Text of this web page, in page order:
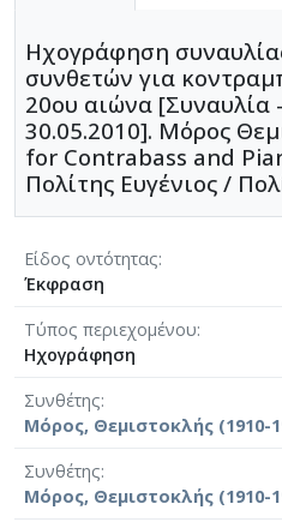
Ηχογράφηση
συνθετών για
20ου αιώνα [Συναυλία
30.05.2010]. Μόρος
for Contrabass and
Πολίτης Ευγένιος /
Είδος οντότητας
Έκφραση
Τύπος περιεχομένου
Ηχογράφηση
Συνθέτης
Μόρος, Θεμιστοκλής (1910-
Συνθέτης
Μόρος, Θεμιστοκλής (1910-